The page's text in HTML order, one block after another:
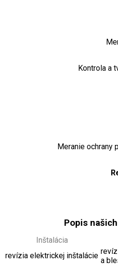
Kontrola a
Meranie ochrany
Popis
Inštalácia
revízia elektrickej inštalácie
a